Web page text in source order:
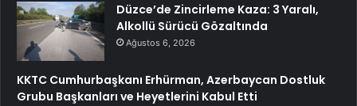
Düzce’de Zincirleme Kaza: 3 Yaralı,
Alkollü Sürücü Gözaltında
Ağustos 6, 2026
KKTC Cumhurbaşkanı Erhürman, Azerbaycan Dostluk
Grubu Başkanları ve Heyetlerini Kabul Etti